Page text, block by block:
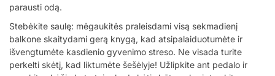
parausti odą.
Stebėkite saulę: mėgaukitės praleisdami visą sekmadienį
balkone skaitydami gerą knygą, kad atsipalaiduotumėte ir
išvengtumėte kasdienio gyvenimo streso. Ne visada turite
perkelti skėtį, kad liktumėte šešėlyje! Užlipkite ant pedalo ir